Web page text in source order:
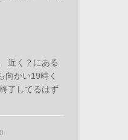
近く？にある
向かい19時く
了してるはず